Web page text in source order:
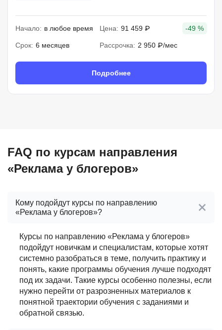
Начало: в любое время Цена: 91 459 ₽ -49 %
Срок: 6 месяцев Рассрочка: 2 950 ₽/мес
Подробнее
FAQ по курсам направления
«Реклама у блогеров»
Кому подойдут курсы по направлению
«Реклама у блогеров»?
Курсы по направлению «Реклама у блогеров»
подойдут новичкам и специалистам, которые хотят
системно разобраться в теме, получить практику и
понять, какие программы обучения лучше подходят
под их задачи. Такие курсы особенно полезны, если
нужно перейти от разрозненных материалов к
понятной траектории обучения с заданиями и
обратной связью.